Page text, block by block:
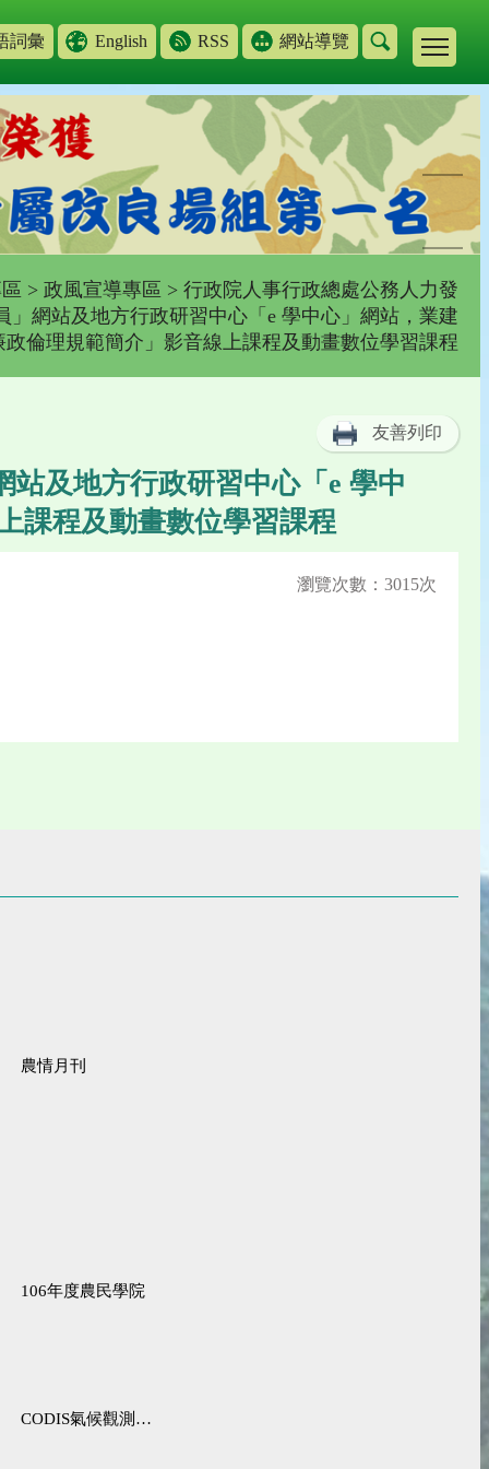
詞彙 English RSS 網站導覽
> 政風宣導專區 > 行政院人事行政總處公務人力發
」網站及地方行政研習中心「e 學中心」網站，業建
政倫理規範簡介」影音線上課程及動畫數位學習課程
友善列印
及地方行政研習中心「e 學中
課程及動畫數位學習課程
瀏覽次數：3015次
農情月刊
106年度農民學院
CODIS氣候觀測資料查詢服務